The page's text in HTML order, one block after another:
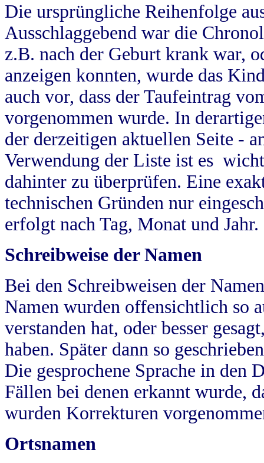
Die ursprüngliche Reihenfolge
Ausschlaggebend war die
z.B. nach der Geburt krank war,
anzeigen konnten, wurde das
auch vor, dass der Taufeintrag
vorgenommen wurde. In
der derzeitigen aktuellen Seite -
Verwendung der Liste ist es
dahinter zu überprüfen. Eine
technischen Gründen nur
erfolgt nach Tag, Monat und Jahr.
Schreibweise der Namen
Bei den Schreibweisen der
Namen wurden offensichtlich so
verstanden hat, oder besser
haben. Später dann so
Die gesprochene Sprache in
Fällen bei denen erkannt wurde,
wurden Korrekturen
Ortsnamen